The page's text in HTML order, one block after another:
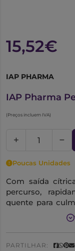
15,52€
IAP PHARMA
IAP Pharma
(Preços incluem IVA)
Poucas Unidades
Com saída
percurso,
quente para
Notas Olfativas
PARTILHAR: